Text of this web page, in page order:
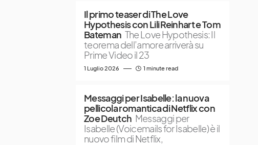
Il primo teaser di The Love
Hypothesis con Lili Reinhart e Tom
Bateman The Love Hypothesis: Il
teorema dell’amore arriverà su
Prime Video il 23
1 Luglio 2026 1 minute read
Messaggi per Isabelle: la nuova
pellicola romantica di Netflix con
Zoe Deutch Messaggi per
Isabelle (Voicemails for Isabelle) è il
nuovo film di Netflix,